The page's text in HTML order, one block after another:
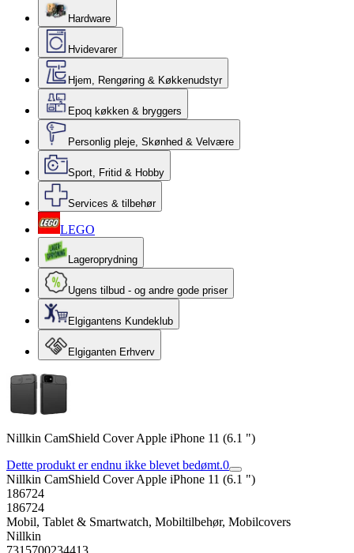
Hardware
Hvidevarer
Hjem, Rengøring & Køkkenudstyr
Epoq køkken & bryggers
Personlig pleje, Skønhed & Velvære
Sport, Fritid & Hobby
Services & tilbehør
LEGO
Lageroprydning
Ugens tilbud - og andre gode priser
Elgigantens Kundeklub
Elgiganten Erhverv
Nillkin CamShield Cover Apple iPhone 11 (6.1 ")
Dette produkt er endnu ikke blevet bedømt.0
Nillkin CamShield Cover Apple iPhone 11 (6.1 ")
186724
186724
Mobil, Tablet & Smartwatch, Mobiltilbehør, Mobilcovers
Nillkin
7315700234413